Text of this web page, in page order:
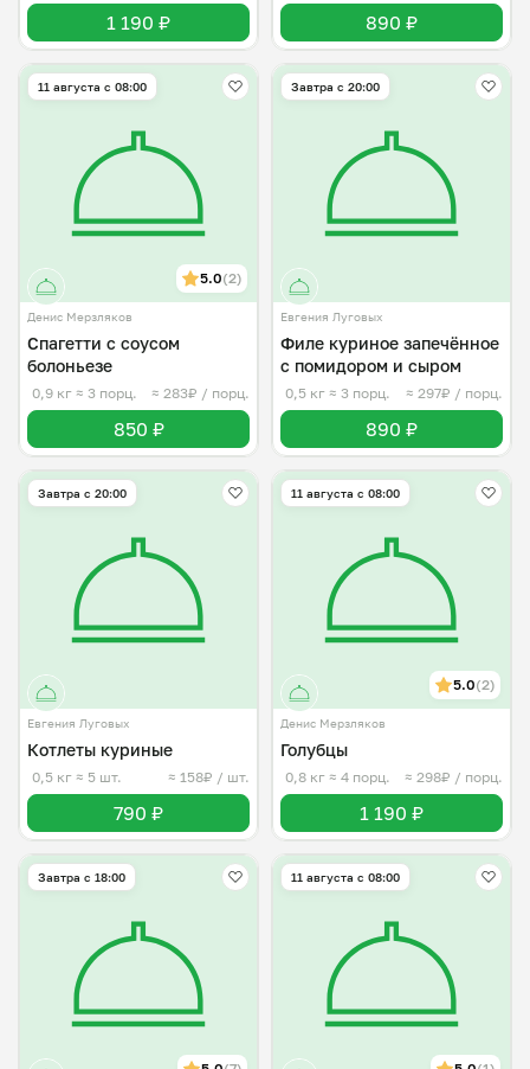
1 190 ₽ 890 ₽
11 августа с 08:00
5.0(2)
Денис Мерзляков
Спагетти с соусом
болоньезе
0,9 кг ≈ 3 порц. ≈ 283₽ / порц.
850 ₽
Завтра c 20:00
Евгения Луговых
Филе куриное запечённое
с помидором и сыром
0,5 кг ≈ 3 порц. ≈ 297₽ / порц.
890 ₽
Завтра c 20:00
Евгения Луговых
Котлеты куриные
0,5 кг ≈ 5 шт. ≈ 158₽ / шт.
790 ₽
11 августа с 08:00
5.0(2)
Денис Мерзляков
Голубцы
0,8 кг ≈ 4 порц. ≈ 298₽ / порц.
1 190 ₽
Завтра c 18:00 11 августа с 08:00